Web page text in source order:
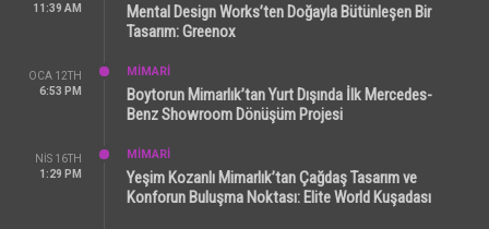
11:39 AM
Mental Design Works’ten Doğayla Bütünleşen Bir
Tasarım: Greenox
OCA 12TH
6:53 PM
MİMARİ
Boytorun Mimarlık’tan Yurt Dışında İlk Mercedes-
Benz Showroom Dönüşüm Projesi
NIS 16TH
1:29 PM
MİMARİ
Yeşim Kozanlı Mimarlık’tan Çağdaş Tasarım ve
Konforun Buluşma Noktası: Elite World Kuşadası